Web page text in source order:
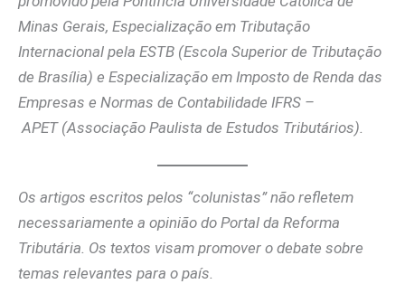
Minas Gerais, Especialização em Tributação
Internacional pela ESTB (Escola Superior de Tributação
de Brasília) e Especialização em Imposto de Renda das
Empresas e Normas de Contabilidade IFRS –
APET (Associação Paulista de Estudos Tributários).
Os artigos escritos pelos “colunistas” não refletem
necessariamente a opinião do Portal da Reforma
Tributária. Os textos visam promover o debate sobre
temas relevantes para o país.